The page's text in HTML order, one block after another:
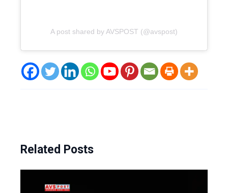
A post shared by AVSPOST (@avspost)
Related Posts